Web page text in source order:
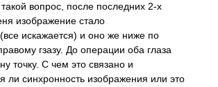
вопрос, после последних 2-х
изображение стало
искажается) и оно же ниже по
гзазу. До операции оба глаза
точку. С чем это связано и
ли синхронность изображения или это